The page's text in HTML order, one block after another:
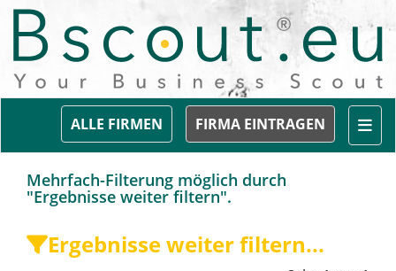
FIRMA EINTRAGEN
ALLE FIRMEN
Mehrfach-Filterung möglich durch
"Ergebnisse weiter filtern".
Ergebnisse weiter filtern...